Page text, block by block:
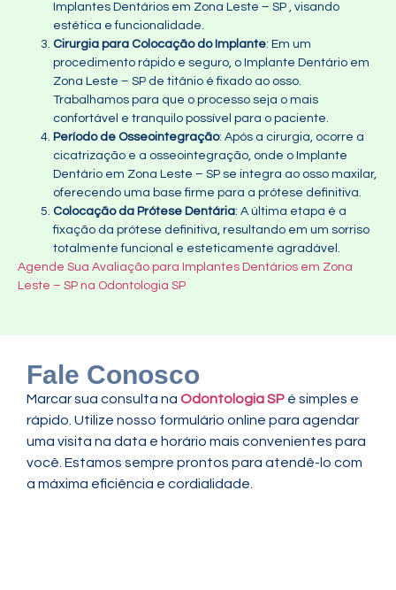
Implantes Dentários em Zona Leste – SP , visando
estética e funcionalidade.
Cirurgia para Colocação do Implante: Em um
procedimento rápido e seguro, o Implante Dentário em
Zona Leste – SP de titânio é fixado ao osso.
Trabalhamos para que o processo seja o mais
confortável e tranquilo possível para o paciente.
Período de Osseointegração: Após a cirurgia, ocorre a
cicatrização e a osseointegração, onde o Implante
Dentário em Zona Leste – SP se integra ao osso maxilar,
oferecendo uma base firme para a prótese definitiva.
Colocação da Prótese Dentária: A última etapa é a
fixação da prótese definitiva, resultando em um sorriso
totalmente funcional e esteticamente agradável.
Agende Sua Avaliação para Implantes Dentários em Zona
Leste – SP na Odontologia SP
Fale Conosco
Marcar sua consulta na Odontologia SP é simples e
rápido. Utilize nosso formulário online para agendar
uma visita na data e horário mais convenientes para
você. Estamos sempre prontos para atendê-lo com
a máxima eficiência e cordialidade.